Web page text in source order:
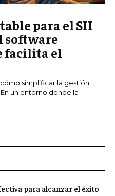
para el SII
software
facilita el
simplificar la gestión
un entorno donde la
para alcanzar el éxito